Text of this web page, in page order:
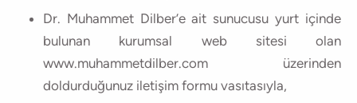
Dr. Muhammet Dilber’e ait sunucusu yurt içinde
bulunan kurumsal web sitesi olan
www.muhammetdilber.com üzerinden
doldurduğunuz iletişim formu vasıtasıyla,